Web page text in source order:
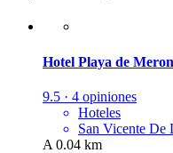
Hotel Playa de Meron
9.5 · 4 opiniones
Hoteles
San Vicente De
A 0.04 km